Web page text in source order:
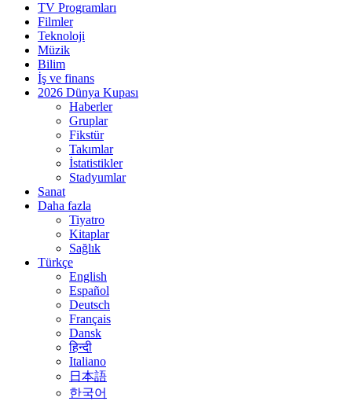
TV Programları
Filmler
Teknoloji
Müzik
Bilim
İş ve finans
2026 Dünya Kupası
Haberler
Gruplar
Fikstür
Takımlar
İstatistikler
Stadyumlar
Sanat
Daha fazla
Tiyatro
Kitaplar
Sağlık
Türkçe
English
Español
Deutsch
Français
Dansk
हिन्दी
Italiano
日本語
한국어